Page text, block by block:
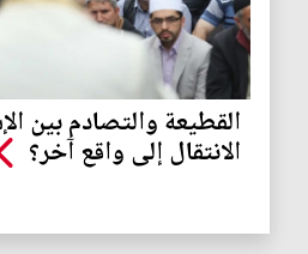
القطيعة والتصادم بين
الانتقال إلى واقع آخر؟